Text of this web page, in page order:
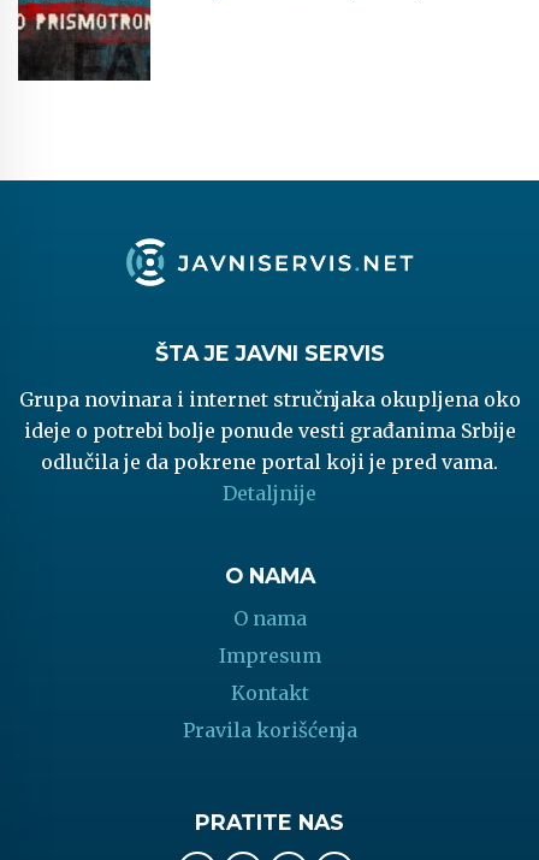
ŠTA JE JAVNI SERVIS
Grupa novinara i internet stručnjaka okupljena oko
ideje o potrebi bolje ponude vesti građanima Srbije
odlučila je da pokrene portal koji je pred vama.
Detaljnije
O NAMA
O nama
Impresum
Kontakt
Pravila korišćenja
PRATITE NAS